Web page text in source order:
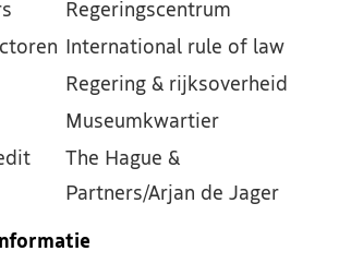
Regeringscentrum
International rule of law
Regering & rijksoverheid
Museumkwartier
The Hague &
Partners/Arjan de Jager